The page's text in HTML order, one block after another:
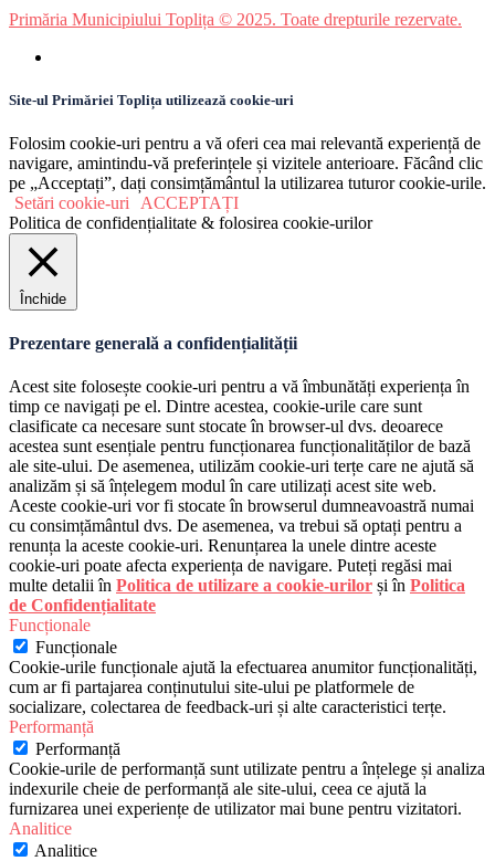
Primăria Municipiului Toplița © 2025. Toate drepturile rezervate.
Site-ul Primăriei Toplița utilizează cookie-uri
Folosim cookie-uri pentru a vă oferi cea mai relevantă experiență de
navigare, amintindu-vă preferințele și vizitele anterioare. Făcând clic
pe „Acceptați”, dați consimțământul la utilizarea tuturor cookie-urile.
Setări cookie-uri
ACCEPTAȚI
Politica de confidențialitate & folosirea cookie-urilor
Închide
Prezentare generală a confidențialității
Acest site folosește cookie-uri pentru a vă îmbunătăți experiența în
timp ce navigați pe el. Dintre acestea, cookie-urile care sunt
clasificate ca necesare sunt stocate în browser-ul dvs. deoarece
acestea sunt esențiale pentru funcționarea funcționalităților de bază
ale site-ului. De asemenea, utilizăm cookie-uri terțe care ne ajută să
analizăm și să înțelegem modul în care utilizați acest site web.
Aceste cookie-uri vor fi stocate în browserul dumneavoastră numai
cu consimțământul dvs. De asemenea, va trebui să optați pentru a
renunța la aceste cookie-uri. Renunțarea la unele dintre aceste
cookie-uri poate afecta experiența de navigare. Puteți regăsi mai
multe detalii în Politica de utilizare a cookie-urilor și în Politica
de Confidențialitate
Funcționale
Funcționale
Cookie-urile funcționale ajută la efectuarea anumitor funcționalități,
cum ar fi partajarea conținutului site-ului pe platformele de
socializare, colectarea de feedback-uri și alte caracteristici terțe.
Performanță
Performanță
Cookie-urile de performanță sunt utilizate pentru a înțelege și analiza
indexurile cheie de performanță ale site-ului, ceea ce ajută la
furnizarea unei experiențe de utilizator mai bune pentru vizitatori.
Analitice
Analitice